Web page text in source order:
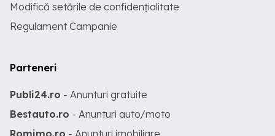
Modifică setările de confidențialitate
Regulament Campanie
Parteneri
Publi24.ro - Anunturi gratuite
Bestauto.ro - Anunturi auto/moto
Romimo.ro - Anunturi imobiliare